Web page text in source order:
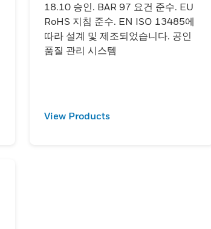
18.10 승인. BAR 97 요건 준수. EU
RoHS 지침 준수. EN ISO 13485에
따라 설계 및 제조되었습니다. 공인
품질 관리 시스템
View Products